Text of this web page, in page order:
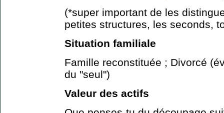
(*super important de les
petites structures, les seconds,
Situation familiale
Famille reconstituée ; Divorcé
du "seul")
Valeur des actifs